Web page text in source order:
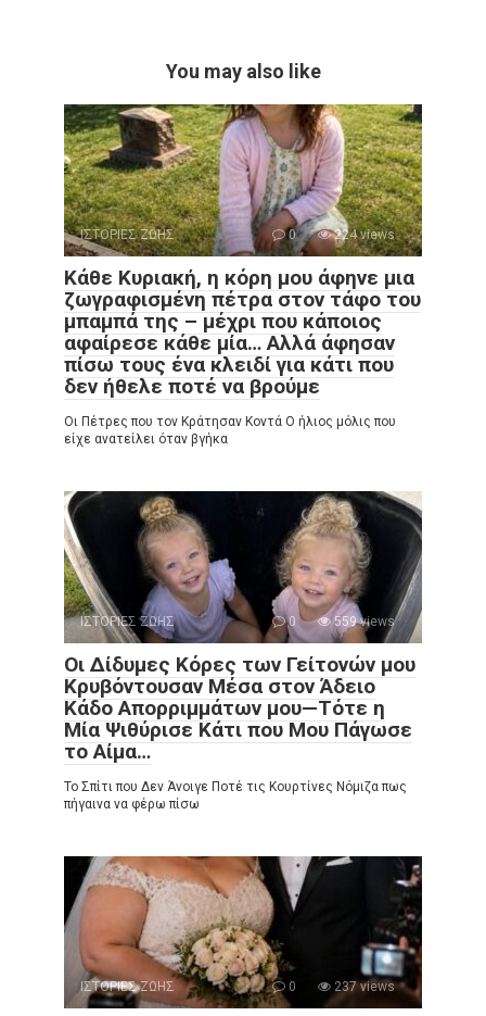
You may also like
ΙΣΤΟΡΙΕΣ ΖΩΗΣ 0 224 views
Κάθε Κυριακή, η κόρη μου άφηνε μια
ζωγραφισμένη πέτρα στον τάφο του
μπαμπά της – μέχρι που κάποιος
αφαίρεσε κάθε μία… Αλλά άφησαν
πίσω τους ένα κλειδί για κάτι που
δεν ήθελε ποτέ να βρούμε
Οι Πέτρες που τον Κράτησαν Κοντά Ο ήλιος μόλις που
είχε ανατείλει όταν βγήκα
ΙΣΤΟΡΙΕΣ ΖΩΗΣ 0 559 views
Οι Δίδυμες Κόρες των Γείτονών μου
Κρυβόντουσαν Μέσα στον Άδειο
Κάδο Απορριμμάτων μου—Τότε η
Μία Ψιθύρισε Κάτι που Μου Πάγωσε
το Αίμα…
Το Σπίτι που Δεν Άνοιγε Ποτέ τις Κουρτίνες Νόμιζα πως
πήγαινα να φέρω πίσω
ΙΣΤΟΡΙΕΣ ΖΩΗΣ 0 237 views